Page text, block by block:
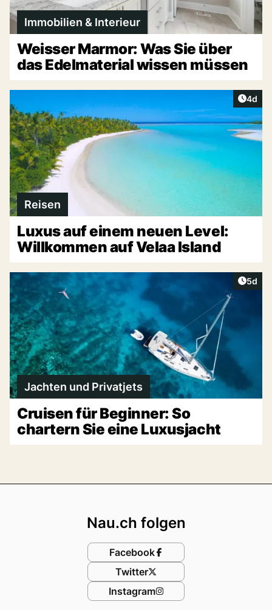
Immobilien & Interieur
Weisser Marmor: Was Sie über
das Edelmaterial wissen müssen
4d
Reisen
Luxus auf einem neuen Level:
Willkommen auf Velaa Island
5d
Jachten und Privatjets
Cruisen für Beginner: So
chartern Sie eine Luxusjacht
Nau.ch folgen
Facebook
Twitter
Instagram